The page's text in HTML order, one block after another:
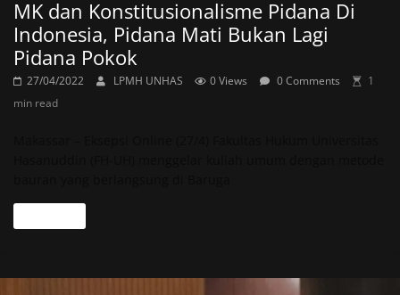
MK dan Konstitusionalisme Pidana Di
Indonesia, Pidana Mati Bukan Lagi
Pidana Pokok
27/04/2022 LPMH UNHAS 0 Views 0 Comments
1
min read